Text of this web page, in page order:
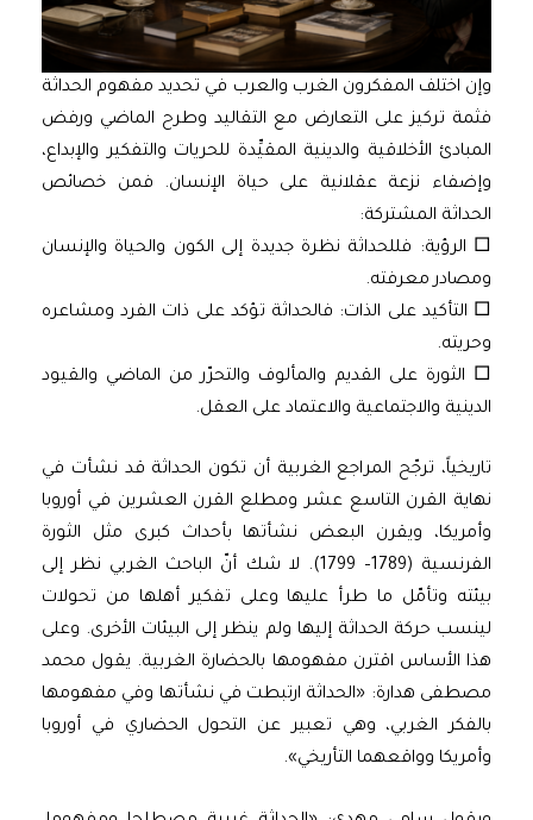
وإن اختلف المفكرون الغرب والعرب في تحديد مفهوم الحداثة
فثمة تركيز على التعارض مع التقاليد وطرح الماضي ورفض
المبادئ الأخلاقية والدينية المقيِّدة للحريات والتفكير والإبداع،
وإضفاء نزعة عقلانية على حياة الإنسان. فمن خصائص
الحداثة المشتركة:
□ الرؤية: فللحداثة نظرة جديدة إلى الكون والحياة والإنسان
ومصادر معرفته.
□ التأكيد على الذات: فالحداثة تؤكد على ذات الفرد ومشاعره
وحريته.
□ الثورة على القديم والمألوف والتحرّر من الماضي والقيود
الدينية والاجتماعية والاعتماد على العقل.
تاريخياً، ترجّح المراجع الغربية أن تكون الحداثة قد نشأت في
نهاية القرن التاسع عشر ومطلع القرن العشرين في أوروبا
وأمريكا، ويقرن البعض نشأتها بأحداث كبرى مثل الثورة
الفرنسية (1789– 1799). لا شك أنّ الباحث الغربي نظر إلى
بيئته وتأمّل ما طرأ عليها وعلى تفكير أهلها من تحولات
لينسب حركة الحداثة إليها ولم ينظر إلى البيئات الأخرى. وعلى
هذا الأساس اقترن مفهومها بالحضارة الغربية. يقول محمد
مصطفى هدارة: «الحداثة ارتبطت في نشأتها وفي مفهومها
بالفكر الغربي، وهي تعبير عن التحول الحضاري في أوروبا
وأمريكا وواقعهما التأريخي».